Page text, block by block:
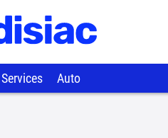
Services Auto